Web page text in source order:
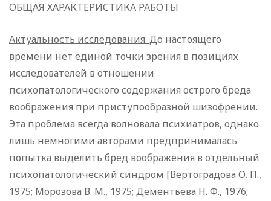
ОБЩАЯ ХАРАКТЕРИСТИКА РАБОТЫ
Актуальность исследования. До настоящего
времени нет единой точки зрения в позициях
исследователей в отношении
психопатологического содержания острого бреда
воображения при приступообразной шизофрении.
Эта проблема всегда волновала психиатров, однако
лишь немногими авторами предпринималась
попытка выделить бред воображения в отдельный
психопатологический синдром [Вертоградова О. П.,
1975; Морозова В. М., 1975; Дементьева Н. Ф., 1976;